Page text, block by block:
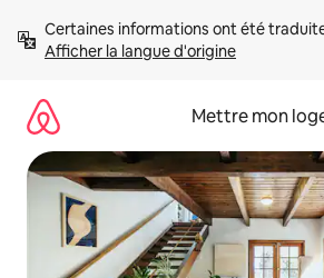
directement
Afficher la langue d'origine
Mettre mon